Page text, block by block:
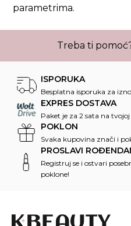
parametrima.
Treba ti
ISPORUKA
Besplatna isporuka za
EXPRES DOSTAVA
Paket je za 2 sata na tvojoj
POKLON
Svaka kupovina znači i
PROSLAVI
Registruj se i ostvari
poklone!